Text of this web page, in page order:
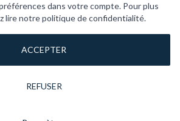
dans votre compte. Pour plus
lire notre politique de confidentialité.
ACCEPTER
REFUSER